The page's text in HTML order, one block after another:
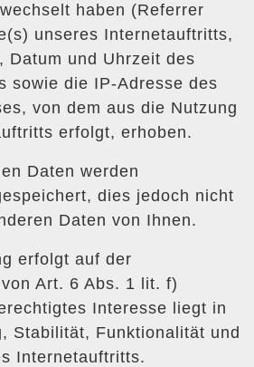
haben (Referrer
unseres Internetauftritts,
Datum und Uhrzeit des
sowie die IP-Adresse des
von dem aus die Nutzung
erfolgt, erhoben.
Daten werden
dies jedoch nicht
Daten von Ihnen.
erfolgt auf der
Art. 6 Abs. 1 lit. f)
Interesse liegt in
Stabilität, Funktionalität und
Internetauftritts.